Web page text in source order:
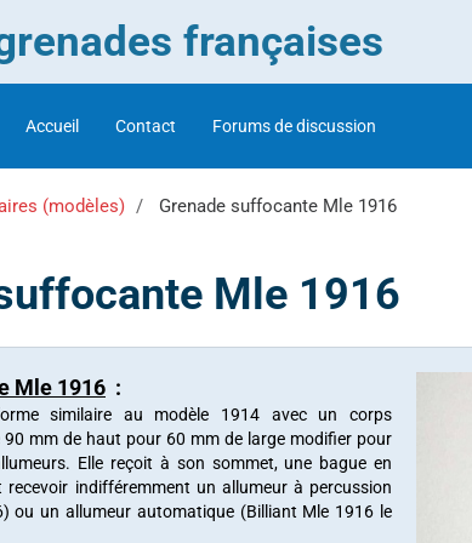
françaises
Accueil Contact Forums de discussion
(modèles) Grenade suffocante Mle 1916
Mle 1916
Mle 1916 :
similaire au modèle 1914 avec un corps
90 mm de haut pour 60 mm de large modifier pour
Elle reçoit à son sommet, une bague en
recevoir indifféremment un allumeur à percussion
ou un allumeur automatique (Billiant Mle 1916 le